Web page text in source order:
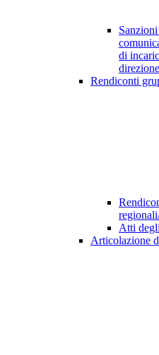
di
Rendiconti
Atti
Articolazione